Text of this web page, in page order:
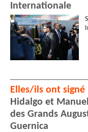
Internationale
Elles/ils ont signé
Hidalgo et
des Grands
Guernica